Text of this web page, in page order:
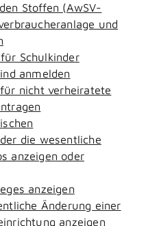
Stoffen (AwSV-
und
Schulkinder
anmelden
nicht verheiratete
die wesentliche
anzeigen oder
anzeigen
Änderung einer
anzeigen